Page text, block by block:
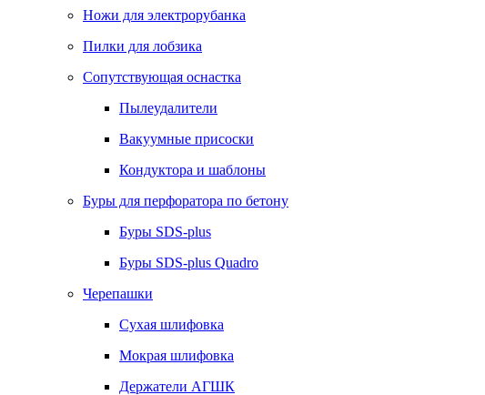
Ножи для электрорубанка
Пилки для лобзика
Сопутствующая оснастка
Пылеудалители
Вакуумные присоски
Кондуктора и шаблоны
Буры для перфоратора по бетону
Буры SDS-plus
Буры SDS-plus Quadro
Черепашки
Сухая шлифовка
Мокрая шлифовка
Держатели АГШК